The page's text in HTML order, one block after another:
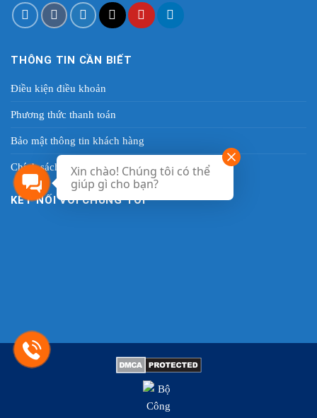
THÔNG TIN CẦN BIẾT
Điều kiện điều khoản
Phương thức thanh toán
Bảo mật thông tin khách hàng
Chính sách quy định
KẾT NỐI VỚI CHÚNG TÔI
Xin chào! Chúng tôi có thể
giúp gì cho bạn?